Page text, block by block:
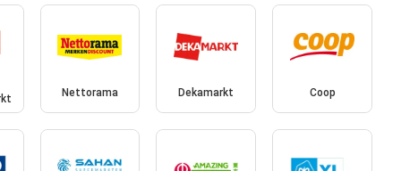
Nettorama Dekamarkt Coop